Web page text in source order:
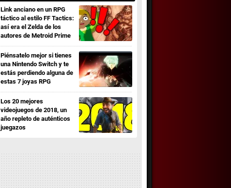
Link anciano en un RPG
táctico al estilo FF Tactics:
así era el Zelda de los
autores de Metroid Prime
Piénsatelo mejor si tienes
una Nintendo Switch y te
estás perdiendo alguna de
estas 7 joyas RPG
Los 20 mejores
videojuegos de 2018, un
año repleto de auténticos
juegazos